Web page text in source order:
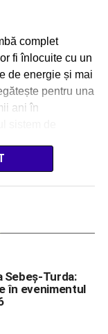
complet
fi înlocuite cu un
de energie și mai
pentru una
ani în
Sebeș-Turda:
în evenimentul